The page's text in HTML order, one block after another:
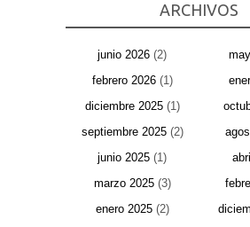
ARCHIVOS
junio 2026 (2)
febrero 2026(1)
diciembre 2025(1)
septiembre 2025(2)
junio 2025 (1)
marzo 2025(3)
enero 2025(2)